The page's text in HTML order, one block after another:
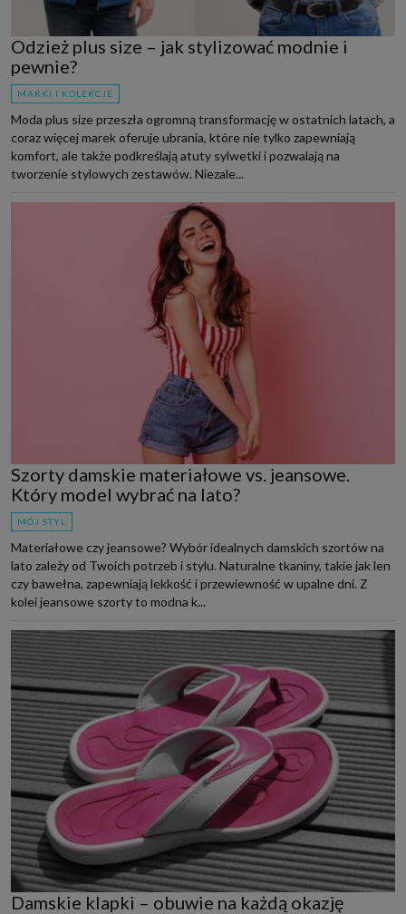
Odzież plus size – jak stylizować modnie i
pewnie?
MARKI I KOLEKCJE
Moda plus size przeszła ogromną transformację w ostatnich latach, a
coraz więcej marek oferuje ubrania, które nie tylko zapewniają
komfort, ale także podkreślają atuty sylwetki i pozwalają na
tworzenie stylowych zestawów. Niezale...
Szorty damskie materiałowe vs. jeansowe.
Który model wybrać na lato?
MÓJ STYL
Materiałowe czy jeansowe? Wybór idealnych damskich szortów na
lato zależy od Twoich potrzeb i stylu. Naturalne tkaniny, takie jak len
czy bawełna, zapewniają lekkość i przewiewność w upalne dni. Z
kolei jeansowe szorty to modna k...
Damskie klapki – obuwie na każdą okazję